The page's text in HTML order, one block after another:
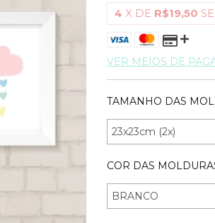
4 X DE R$19,50
VER MEIOS DE
TAMANHO DAS
COR DAS